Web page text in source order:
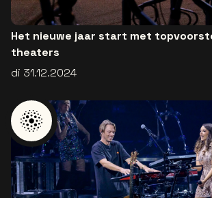
Het nieuwe jaar start met
theaters
di 31.12.2024